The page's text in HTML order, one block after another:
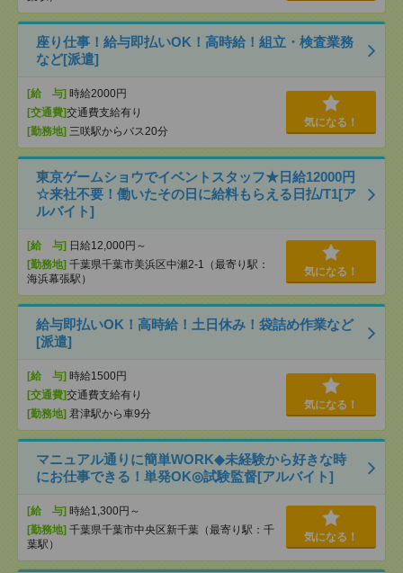
座り仕事！給与即払いOK！高時給！組立・検査業務
など[派遣]
[給 与] 時給2000円
[交通費]交通費支給有り
[勤務地] 三咲駅からバス20分
気になる！
東京ゲームショウでイベントスタッフ★日給12000円
☆来社不要！働いたその日に給料もらえる日払/T1[ア
ルバイト]
[給 与] 日給12,000円～
[勤務地] 千葉県千葉市美浜区中瀬2-1（最寄り駅：
海浜幕張駅）
気になる！
給与即払いOK！高時給！土日休み！袋詰め作業など
[派遣]
[給 与] 時給1500円
[交通費]交通費支給有り
[勤務地] 君津駅から車9分
気になる！
マニュアル通りに簡単WORK◆未経験から好きな時
にお仕事できる！単発OK◎試験監督[アルバイト]
[給 与] 時給1,300円～
[勤務地] 千葉県千葉市中央区新千葉（最寄り駅：千
葉駅）
気になる！